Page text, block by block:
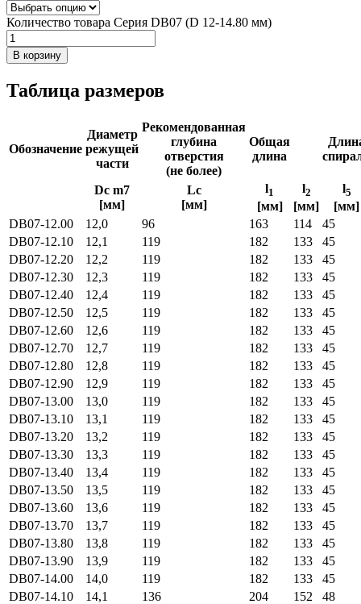
Количество товара Серия DВ07 (D 12-14.80 мм)
В корзину
Таблица размеров
Обозначение
Диаметр
режущей
части
Рекомендованная
глубина
отверстия
(не более)
Общая
длина
Dc m7
[мм]
Lc
[мм]
l1
[мм]
l2
[мм]
l5
[мм]
DB07-12.00
12,0 96 163 114
45
DB07-12.10
12,1 119 182 133
45
DB07-12.20
12,2 119 182 133
45
DB07-12.30
12,3 119 182 133
45
DB07-12.40
12,4 119 182 133
45
DB07-12.50
12,5 119 182 133
45
DB07-12.60
12,6 119 182 133
45
DB07-12.70
12,7 119 182 133
45
DB07-12.80
12,8 119 182 133
45
DB07-12.90
12,9 119 182 133
45
DB07-13.00
13,0 119 182 133
45
DB07-13.10
13,1 119 182 133
45
DB07-13.20
13,2 119 182 133
45
DB07-13.30
13,3 119 182 133
45
DB07-13.40
13,4 119 182 133
45
DB07-13.50
13,5 119 182 133
45
DB07-13.60
13,6 119 182 133
45
DB07-13.70
13,7 119 182 133
45
DB07-13.80
13,8 119 182 133
45
DB07-13.90
13,9 119 182 133
45
DB07-14.00
14,0 119 182 133
45
DB07-14.10
14,1 136 204 152
48